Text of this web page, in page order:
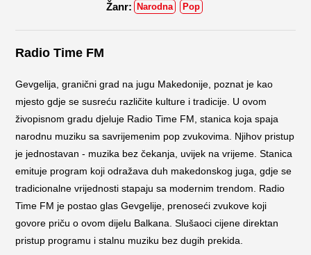
Narodna Pop
Radio Time FM
Gevgelija, granični grad na jugu Makedonije, poznat je kao
mjesto gdje se susreću različite kulture i tradicije. U ovom
živopisnom gradu djeluje Radio Time FM, stanica koja spaja
narodnu muziku sa savrijemenim pop zvukovima. Njihov pristup
je jednostavan - muzika bez čekanja, uvijek na vrijeme. Stanica
emituje program koji odražava duh makedonskog juga, gdje se
tradicionalne vrijednosti stapaju sa modernim trendom. Radio
Time FM je postao glas Gevgelije, prenoseći zvukove koji
govore priču o ovom dijelu Balkana. Slušaoci cijene direktan
pristup programu i stalnu muziku bez dugih prekida.